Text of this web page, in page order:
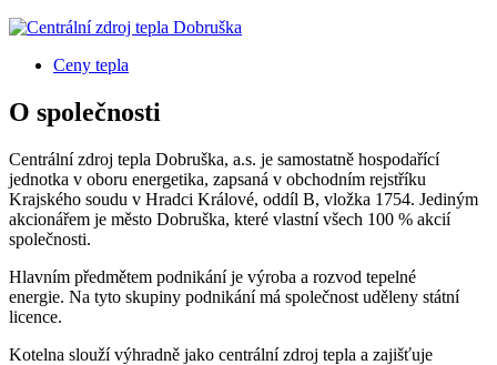
Ceny tepla
O společnosti
Centrální zdroj tepla Dobruška, a.s. je samostatně hospodařící
jednotka v oboru energetika, zapsaná v obchodním rejstříku
Krajského soudu v Hradci Králové, oddíl B, vložka 1754. Jediným
akcionářem je město Dobruška, které vlastní všech 100 % akcií
společnosti.
Hlavním předmětem podnikání je výroba a rozvod tepelné
energie. Na tyto skupiny podnikání má společnost uděleny státní
licence.
Kotelna slouží výhradně jako centrální zdroj tepla a zajišťuje